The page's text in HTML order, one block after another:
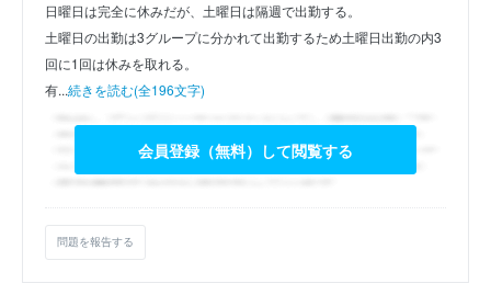
日曜日は完全に休みだが、土曜日は隔週で出勤する。
土曜日の出勤は3グループに分かれて出勤するため土曜日出勤の内3
回に1回は休みを取れる。
有...続きを読む(全196文字)
会員登録（無料）して閲覧する
問題を報告する